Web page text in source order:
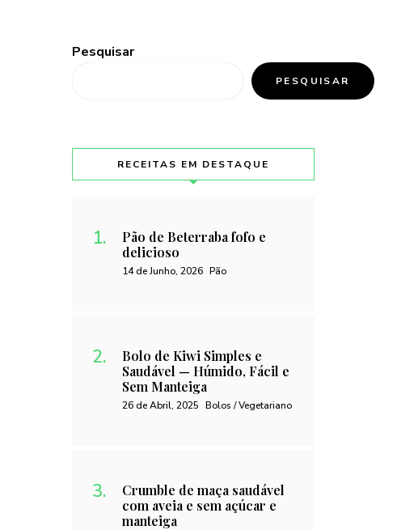
Pesquisar
PESQUISAR
RECEITAS EM DESTAQUE
Pão de Beterraba fofo e
delicioso
14 de Junho, 2026 Pão
Bolo de Kiwi Simples e
Saudável — Húmido, Fácil e
Sem Manteiga
26 de Abril, 2025 Bolos / Vegetariano
Crumble de maça saudável
com aveia e sem açúcar e
manteiga